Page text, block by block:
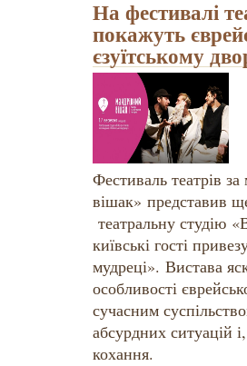
На фестивалі
покажуть
єзуїтському
Фестиваль театрів
вішак» представив
театральну студію
київські гості
мудреці». Вистава
особливості
сучасним
абсурдних ситуацій
кохання.